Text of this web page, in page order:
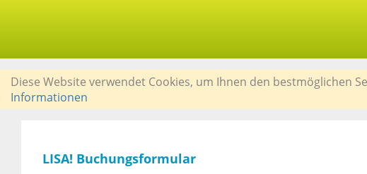
Diese Website verwendet Cookies, um Ihnen den bestmöglichen
Informationen
LISA! Buchungsformular